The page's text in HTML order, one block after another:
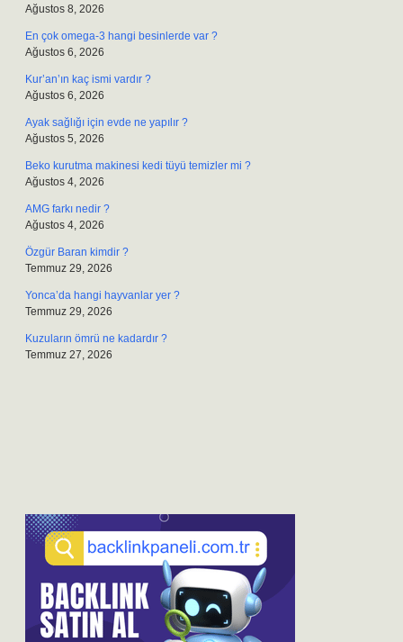
Ağustos 8, 2026
En çok omega-3 hangi besinlerde var ?
Ağustos 6, 2026
Kur’an’ın kaç ismi vardır ?
Ağustos 6, 2026
Ayak sağlığı için evde ne yapılır ?
Ağustos 5, 2026
Beko kurutma makinesi kedi tüyü temizler mi ?
Ağustos 4, 2026
AMG farkı nedir ?
Ağustos 4, 2026
Özgür Baran kimdir ?
Temmuz 29, 2026
Yonca’da hangi hayvanlar yer ?
Temmuz 29, 2026
Kuzuların ömrü ne kadardır ?
Temmuz 27, 2026